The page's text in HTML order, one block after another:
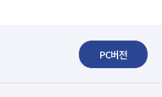
PC버전